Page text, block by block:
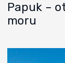
Papuk –
moru